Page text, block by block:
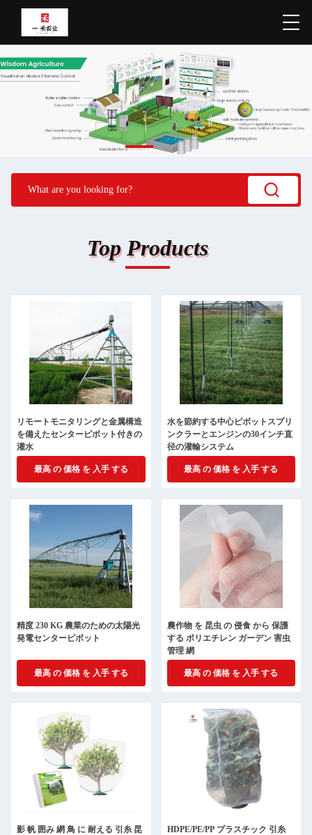
Top Products
リモートモニタリングと金属構造
を備えたセンターピボット付きの
灌水
最高 の 価格 を 入手 する
水を節約する中心ピボットスプリ
ンクラーとエンジンの30インチ直
径の灌輸システム
最高 の 価格 を 入手 する
精度 230 KG 農業のための太陽光
発電センターピボット
最高 の 価格 を 入手 する
農作物 を 昆虫 の 侵食 から 保護
する ポリエチレン ガーデン 害虫
管理 網
最高 の 価格 を 入手 する
影 帆 囲み 網 鳥 に 耐える 引糸 昆
HDPE/PE/PP プラスチック 引糸